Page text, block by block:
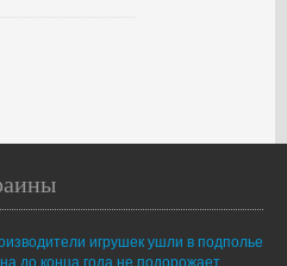
игрушек ушли в подполье
до конца года не подорожает